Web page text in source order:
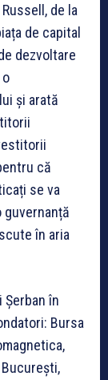
de la
de capital
dezvoltare
și arată
că
se va
în aria
Șerban în
Bursa